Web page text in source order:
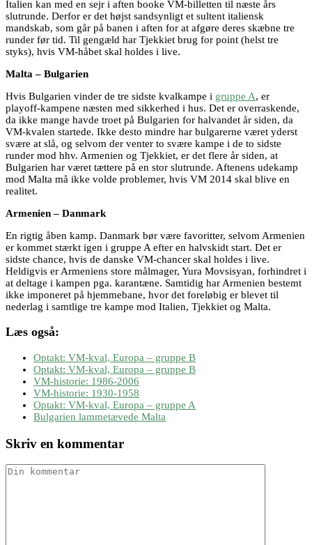
Italien kan med en sejr i aften booke VM-billetten til næste års
slutrunde. Derfor er det højst sandsynligt et sultent italiensk
mandskab, som går på banen i aften for at afgøre deres skæbne tre
runder før tid. Til gengæld har Tjekkiet brug for point (helst tre
styks), hvis VM-håbet skal holdes i live.
Malta – Bulgarien
Hvis Bulgarien vinder de tre sidste kvalkampe i gruppe A, er
playoff-kampene næsten med sikkerhed i hus. Det er overraskende,
da ikke mange havde troet på Bulgarien for halvandet år siden, da
VM-kvalen startede. Ikke desto mindre har bulgarerne været yderst
svære at slå, og selvom der venter to svære kampe i de to sidste
runder mod hhv. Armenien og Tjekkiet, er det flere år siden, at
Bulgarien har været tættere på en stor slutrunde. Aftenens udekamp
mod Malta må ikke volde problemer, hvis VM 2014 skal blive en
realitet.
Armenien – Danmark
En rigtig åben kamp. Danmark bør være favoritter, selvom Armenien
er kommet stærkt igen i gruppe A efter en halvskidt start. Det er
sidste chance, hvis de danske VM-chancer skal holdes i live.
Heldigvis er Armeniens store målmager, Yura Movsisyan, forhindret i
at deltage i kampen pga. karantæne. Samtidig har Armenien bestemt
ikke imponeret på hjemmebane, hvor det foreløbig er blevet til
nederlag i samtlige tre kampe mod Italien, Tjekkiet og Malta.
Læs også:
Optakt: VM-kval, Europa – gruppe B
Optakt: VM-kval, Europa – gruppe B
VM-historie: 1986-2006
VM-historie: 1930-1958
Optakt: VM-kval, Europa – gruppe A
Bulgarien lammetævede Malta
Skriv en kommentar